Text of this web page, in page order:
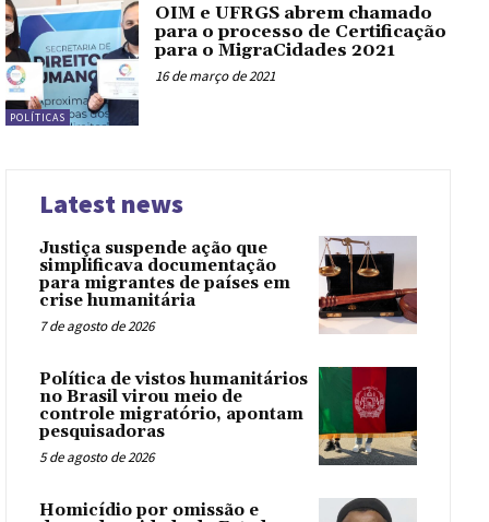
POLÍTICAS
OIM e UFRGS abrem chamado
para o processo de Certificação
para o MigraCidades 2021
16 de março de 2021
Latest news
Justiça suspende ação que
simplificava documentação
para migrantes de países em
crise humanitária
7 de agosto de 2026
Política de vistos humanitários
no Brasil virou meio de
controle migratório, apontam
pesquisadoras
5 de agosto de 2026
Homicídio por omissão e